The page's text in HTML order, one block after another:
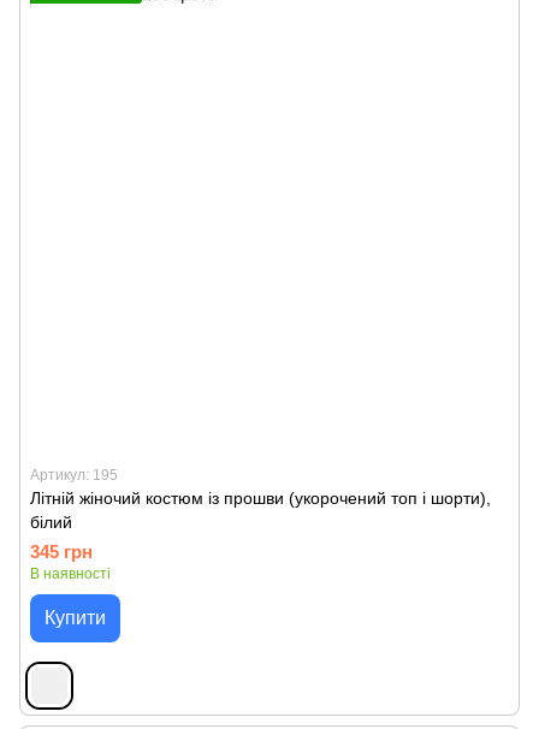
Артикул: 195
Літній жіночий костюм із прошви (укорочений топ і шорти),
білий
345 грн
В наявності
Купити